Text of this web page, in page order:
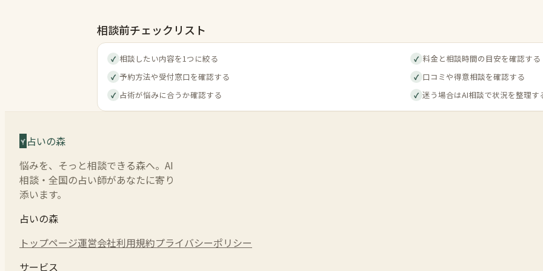
相談前チェックリスト
✓ 相談したい内容を1つに絞る ✓ 料金と相談時間の目安を確認する
✓ 予約方法や受付窓口を確認する ✓ 口コミや得意相談を確認する
✓ 占術が悩みに合うか確認する ✓ 迷う場合はAI相談で状況を整理す
占いの森
悩みを、そっと相談できる森へ。AI
相談・全国の占い師があなたに寄り
添います。
占いの森
トップページ運営会社利用規約プライバシーポリシー
サービス